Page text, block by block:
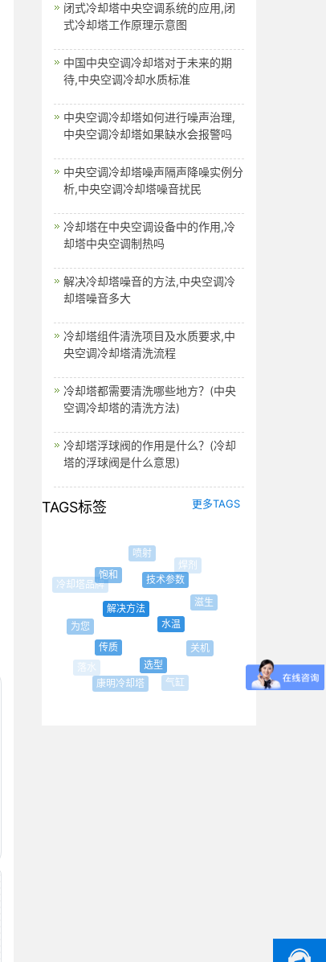
闭式冷却塔中央空调系统的应用,闭
式冷却塔工作原理示意图
中国中央空调冷却塔对于未来的期
待,中央空调冷却水质标准
中央空调冷却塔如何进行噪声治理,
中央空调冷却塔如果缺水会报警吗
中央空调冷却塔噪声隔声降噪实例分
析,中央空调冷却塔噪音扰民
冷却塔在中央空调设备中的作用,冷
却塔中央空调制热吗
解决冷却塔噪音的方法,中央空调冷
却塔噪音多大
冷却塔组件清洗项目及水质要求,中
央空调冷却塔清洗流程
冷却塔都需要清洗哪些地方？(中央
空调冷却塔的清洗方法)
冷却塔浮球阀的作用是什么？(冷却
塔的浮球阀是什么意思)
TAGS标签 更多TAGS
为您
传质
解决方法
饱和
康明冷却塔
选型
水温
技术参数
喷射
气缸
关机
滋生
焊剂
开式冷却
塔